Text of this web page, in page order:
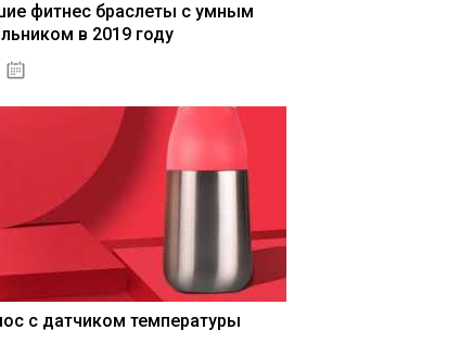
фитнес браслеты с умным
в 2019 году
с датчиком температуры